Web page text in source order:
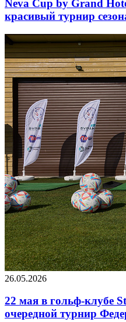
Neva Cup by Grand
красивый турнир
26.05.2026
22 мая в гольф-клубе
очередной турнир